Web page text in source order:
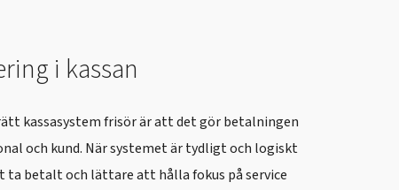
i kassan
kassasystem frisör är att det gör betalningen
och kund. När systemet är tydligt och logiskt
ta betalt och lättare att hålla fokus på service